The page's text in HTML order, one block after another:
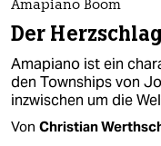
Amapiano Boom
Der
Amapiano ist ein
den Townships von
inzwischen um die
Von Christian